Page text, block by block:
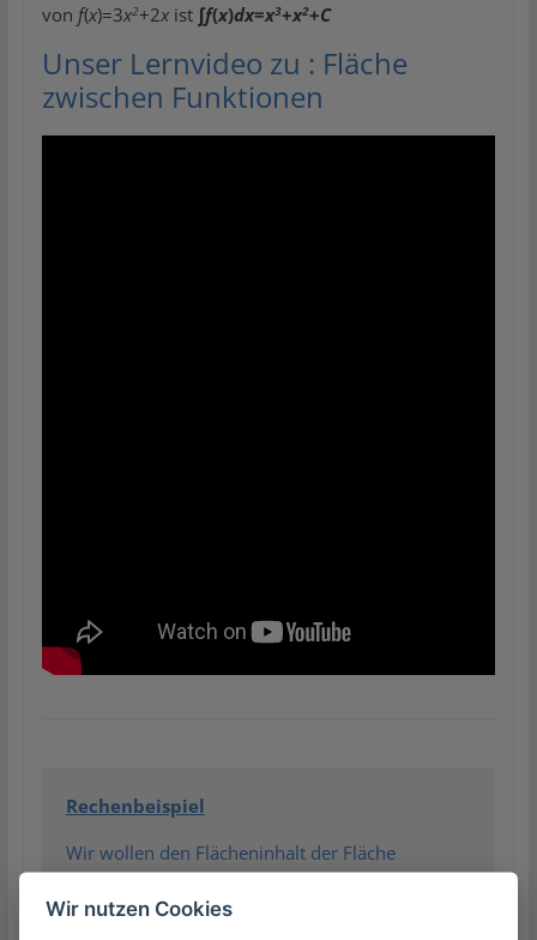
von f(x)=3x2+2xist∫f(x)dx=x3+x2+C
Unser Lernvideo zu : Fläche
zwischen Funktionen
Rechenbeispiel
Wir wollen den Flächeninhalt der Fläche
Wir nutzen Cookies